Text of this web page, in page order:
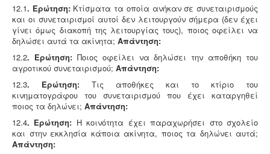
12.1. Ερώτηση: Κτίσματα τα οποία ανήκαν σε συνεταιρισμούς
και οι συνεταιρισμοί αυτοί δεν λειτουργούν σήμερα (δεν έχει
γίνει όμως διακοπή της λειτουργίας τους), ποιος οφείλει να
δηλώσει αυτά τα ακίνητα; Απάντηση:
12.2. Ερώτηση: Ποιος οφείλει να δηλώσει την αποθήκη του
αγροτικού συνεταιρισμού; Απάντηση:
12.3. Ερώτηση: Τις αποθήκες και το κτίριο του
κινηματογράφου του συνεταιρισμού που έχει καταργηθεί
ποιος τα δηλώνει; Απάντηση:
12.4. Ερώτηση: Η κοινότητα έχει παραχωρήσει στο σχολείο
και στην εκκλησία κάποια ακίνητα, ποιος τα δηλώνει αυτά;
Απάντηση: